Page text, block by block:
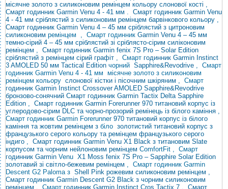
місячне золото з силиконовим ремінцем кольору слонової кості ,
Смарт годинник Garmin Venu 4 - 41 мм . Смарт годинник Garmin Venu
4 - 41 мм сріблястий з силиконовим ремінцем барвінкового кольору ,
Смарт годинник Garmin Venu 4 – 45 мм сріблястий з цитроновим
силиконовим ремінцем , Смарт годинник Garmin Venu 4 – 45 мм
темно-сірий 4 – 45 мм сріблястий зі сріблясто-сірим силіконовим
ремінцем , Смарт годинник Garmin fenix 7S Pro – Solar Edition
сріблястий з ремінцем сірий графіт , Смарт годинник Garmin Instinct
3 AMOLED 50 мм Tactical Edition чорний Sapphire&Revodrive , Смарт
годинник Garmin Venu 4 - 41 мм місячне золото з силиконовим
ремінцем кольору слонової кістки і пісочним шкіряним , Смарт
годинник Garmin Instinct Crossover AMOLED Sapphire&Revodrive
бронзово-сонячний Смарт годинник Garmin Tactix Delta Sapphire
Edition , Смарт годинник Garmin Forerunner 970 титановий корпус із
углеродово-сірим DLC та чорно-прозорий ремінець із білого каміння ,
Смарт годинник Garmin Forerunner 970 титановий корпус із білого
каміння та жовтим ремінцем з біло золотистий титановий корпус з
французького серого кольору та ремінцем французького серого
індиго , Смарт годинник Garmin Venu X1 Black з титановим Slate
корпусом та чорним нейлоновим ремінцем ComfortFit , Смарт
годинник Garmin Venu X1 Moss fenix 7S Pro – Sapphire Solar Edition
золотавий зі світло-бежевим ремінцем , Смарт годинник Garmin
Descent G2 Paloma з Shell Pink рожевим силиконовим ремінцем ,
Смарт годинник Garmin Descent G2 Black з чорним силиконовим
ремінцем , Смарт годинник Garmin Instinct Cros Tactix 7 , Смарт